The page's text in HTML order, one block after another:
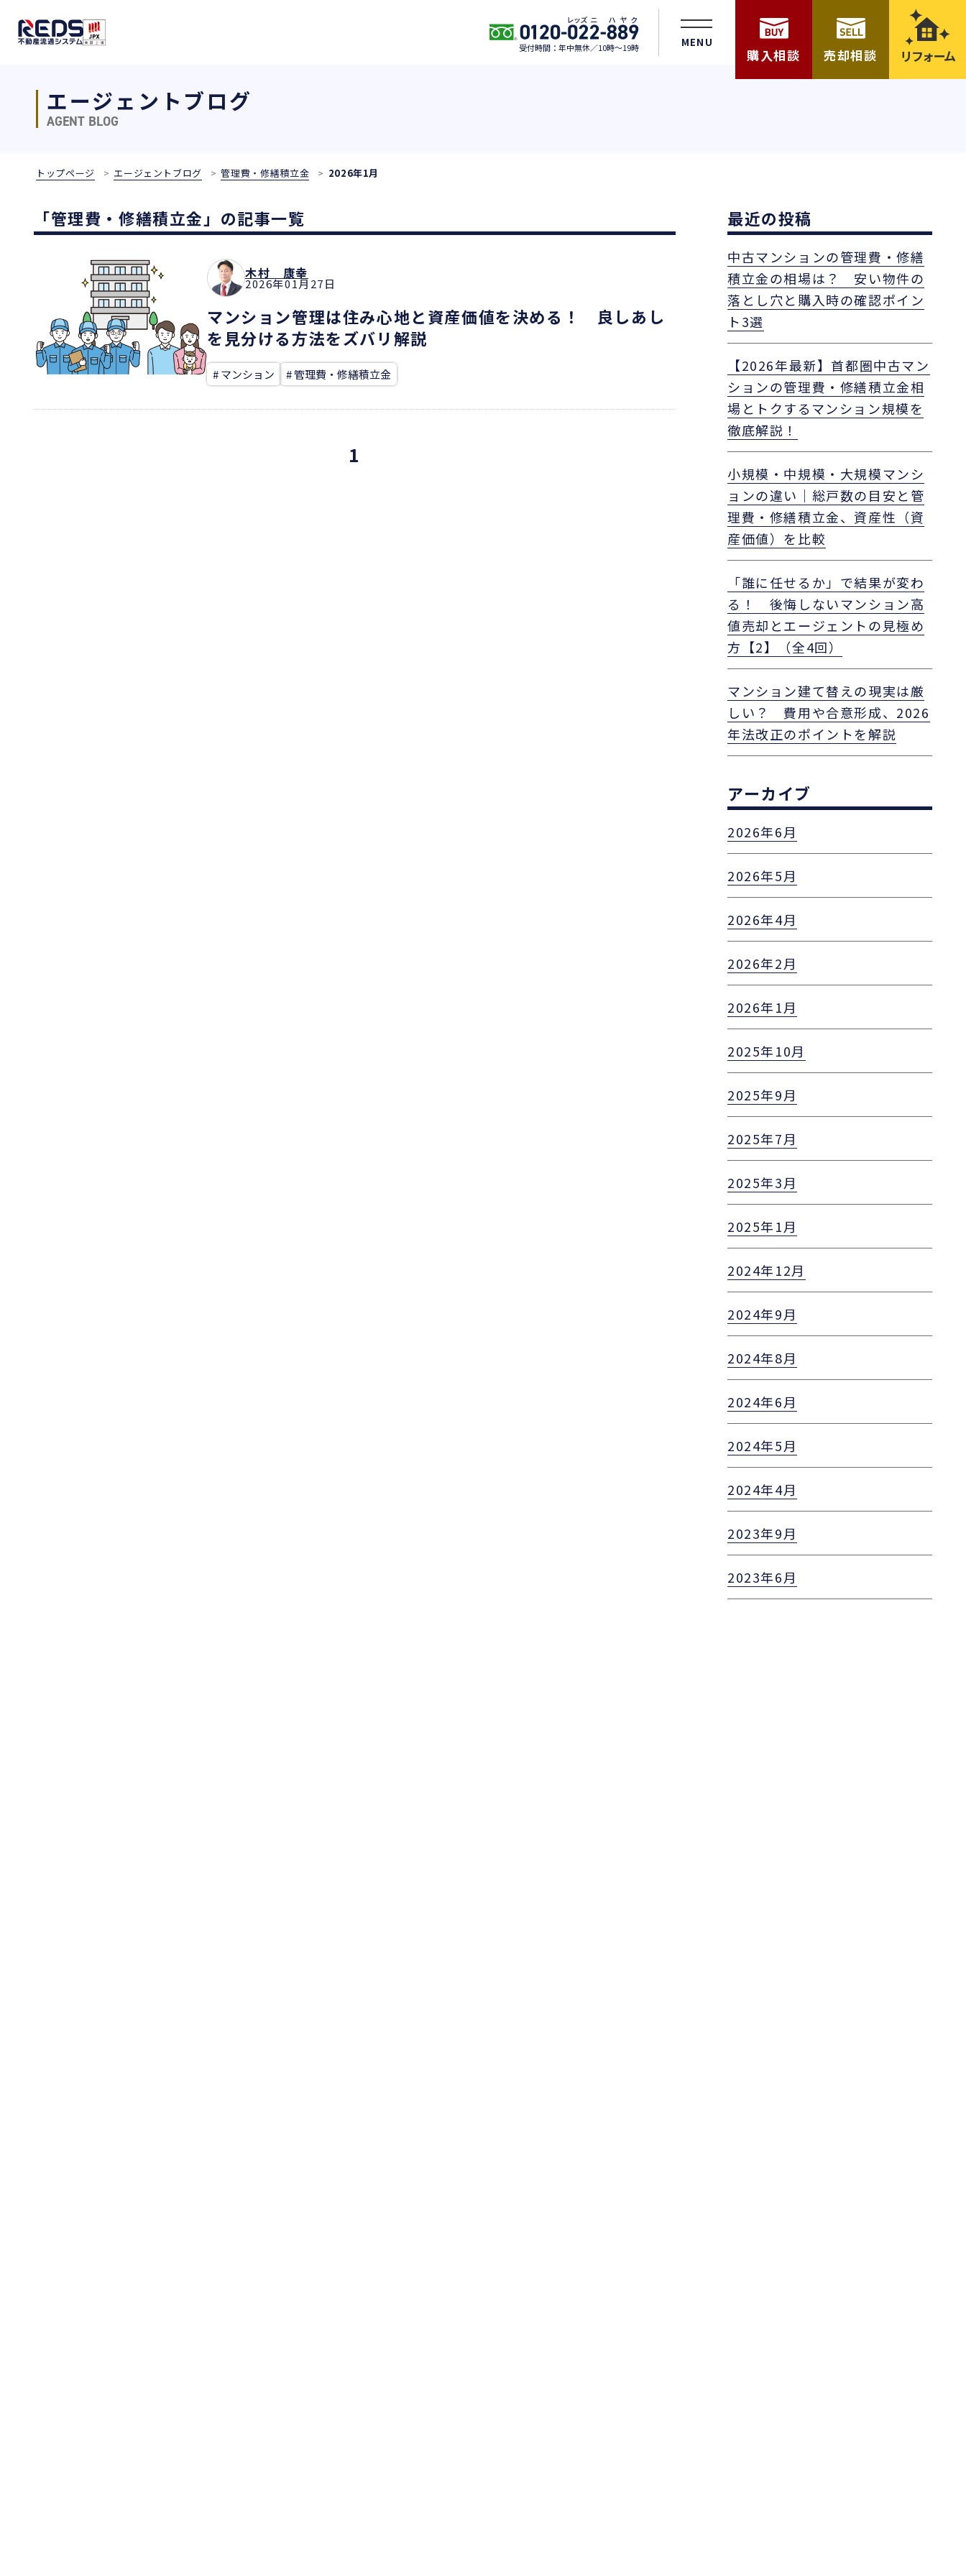
受付時間：年中無休／10時〜19時 MENU
購入相談 売却相談 リフォーム
エージェントブログ
AGENT BLOG
トップページ エージェントブログ 管理費・修繕積立金 2026年1月
「管理費・修繕積立金」の記事一覧
木村 康幸
2026年01月27日
マンション管理は住み心地と資産価値を決める！ 良しあし
を見分ける方法をズバリ解説
# マンション # 管理費・修繕積立金
1
最近の投稿
中古マンションの管理費・修繕
積立金の相場は？ 安い物件の
落とし穴と購入時の確認ポイン
ト3選
【2026年最新】首都圏中古マン
ションの管理費・修繕積立金相
場とトクするマンション規模を
徹底解説！
小規模・中規模・大規模マンシ
ョンの違い｜総戸数の目安と管
理費・修繕積立金、資産性（資
産価値）を比較
「誰に任せるか」で結果が変わ
る！ 後悔しないマンション高
値売却とエージェントの見極め
方【2】（全4回）
マンション建て替えの現実は厳
しい？ 費用や合意形成、2026
年法改正のポイントを解説
アーカイブ
2026年6月
2026年5月
2026年4月
2026年2月
2026年1月
2025年10月
2025年9月
2025年7月
2025年3月
2025年1月
2024年12月
2024年9月
2024年8月
2024年6月
2024年5月
2024年4月
2023年9月
2023年6月